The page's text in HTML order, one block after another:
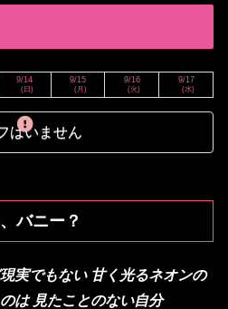
9/14
(日)
9/15
(月)
9/16
(火)
9/17
(水)
はいません
バニー？
実でもない 甘く光るネオンの
は 見たことのない自分